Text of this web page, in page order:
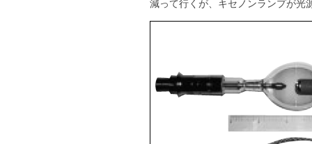
減って行くが、キセノンランプが光